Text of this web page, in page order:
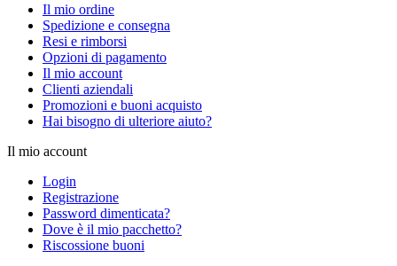
Il mio ordine
Spedizione e consegna
Resi e rimborsi
Opzioni di pagamento
Il mio account
Clienti aziendali
Promozioni e buoni acquisto
Hai bisogno di ulteriore aiuto?
Il mio account
Login
Registrazione
Password dimenticata?
Dove è il mio pacchetto?
Riscossione buoni